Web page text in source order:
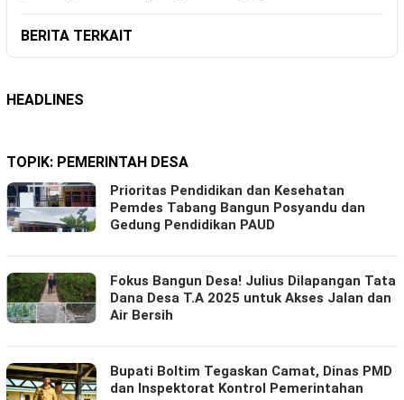
BERITA TERKAIT
HEADLINES
TOPIK: PEMERINTAH DESA
Prioritas Pendidikan dan Kesehatan
Pemdes Tabang Bangun Posyandu dan
Gedung Pendidikan PAUD
Fokus Bangun Desa! Julius Dilapangan Tata
Dana Desa T.A 2025 untuk Akses Jalan dan
Air Bersih
Bupati Boltim Tegaskan Camat, Dinas PMD
dan Inspektorat Kontrol Pemerintahan